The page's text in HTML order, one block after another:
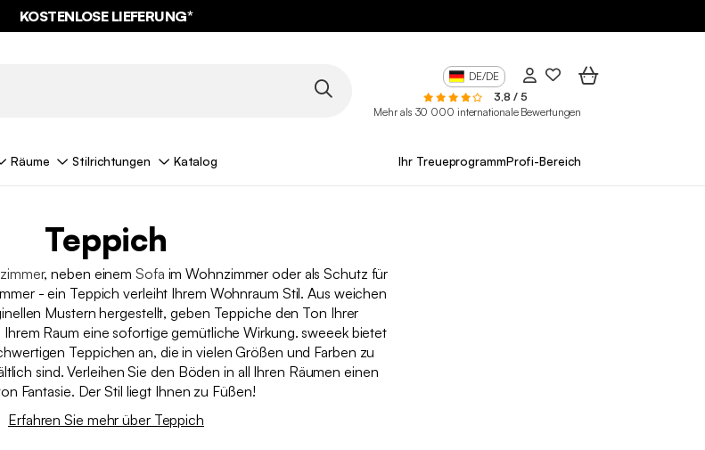
KOSTENLOSE LIEFERUNG*
DE/DE
3,8 / 5
Mehr als 30 000 internationale Bewertungen
Räume Stilrichtungen Katalog Ihr TreueprogrammProfi-Bereich
Teppich
, neben einemSofa im Wohnzimmer oder als Schutz für
- ein Teppich verleiht Ihrem Wohnraum Stil. Aus weichen
Mustern hergestellt, geben Teppiche den Ton Ihrer
Raum eine sofortige gemütliche Wirkung. sweeek bietet
Teppichen an, die in vielen Größen und Farben zu
sind. Verleihen Sie den Böden in all Ihren Räumen einen
Fantasie. Der Stil liegt Ihnen zu Füßen!
Erfahren Sie mehr über Teppich